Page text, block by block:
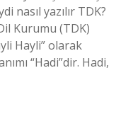
nasıl yazılır TDK?
Kurumu (TDK)
Hayli” olarak
“Hadi”dir. Hadi,